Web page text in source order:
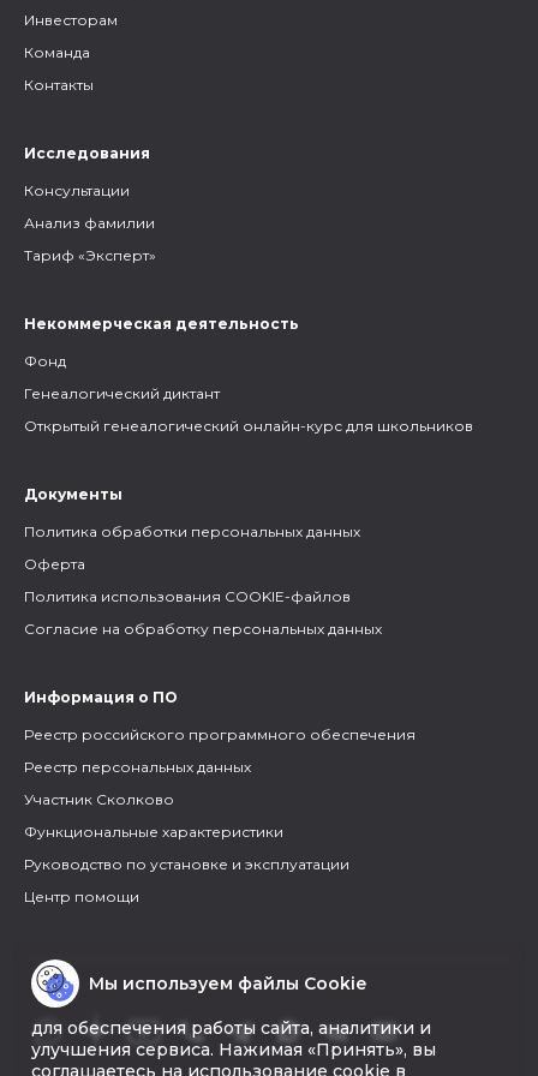
Инвесторам
Команда
Контакты
Исследования
Консультации
Анализ фамилии
Тариф «Эксперт»
Некоммерческая деятельность
Фонд
Генеалогический диктант
Открытый генеалогический онлайн-курс для школьников
Документы
Политика обработки персональных данных
Оферта
Политика использования COOKIE-файлов
Согласие на обработку персональных данных
Информация о ПО
Реестр российского программного обеспечения
Реестр персональных данных
Участник Сколково
Функциональные характеристики
Руководство по установке и эксплуатации
Центр помощи
Мы используем файлы Cookie
для обеспечения работы сайта, аналитики и
улучшения сервиса. Нажимая «Принять», вы
соглашаетесь на использование cookie в